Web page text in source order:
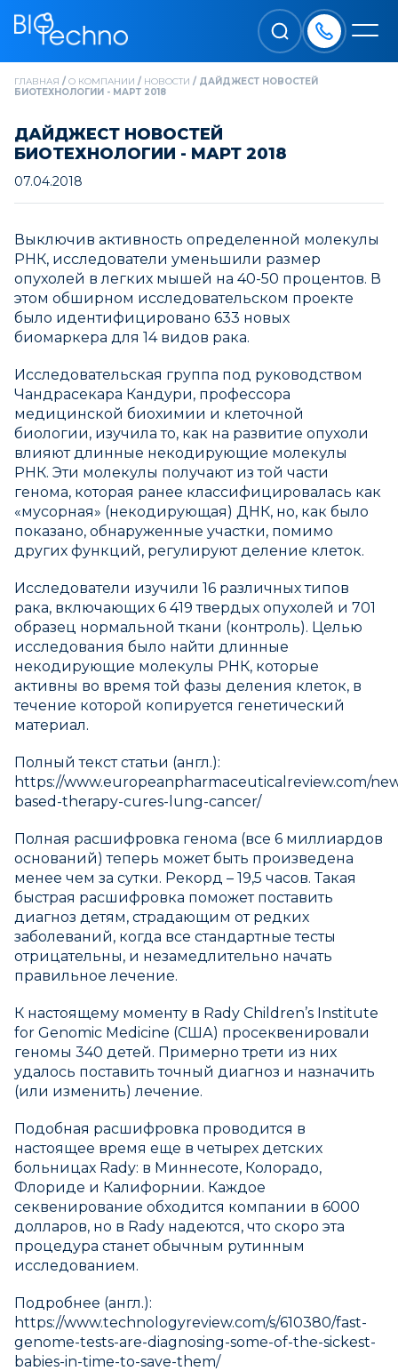
ГЛАВНАЯ / О КОМПАНИИ / НОВОСТИ / ДАЙДЖЕСТ НОВОСТЕЙ
БИОТЕХНОЛОГИИ - МАРТ 2018
ДАЙДЖЕСТ НОВОСТЕЙ
БИОТЕХНОЛОГИИ - МАРТ 2018
07.04.2018
Выключив активность определенной молекулы
РНК, исследователи уменьшили размер
опухолей в легких мышей на 40-50 процентов. В
этом обширном исследовательском проекте
было идентифицировано 633 новых
биомаркера для 14 видов рака.
Исследовательская группа под руководством
Чандрасекара Кандури, профессора
медицинской биохимии и клеточной
биологии, изучила то, как на развитие опухоли
влияют длинные некодирующие молекулы
РНК. Эти молекулы получают из той части
генома, которая ранее классифицировалась как
«мусорная» (некодирующая) ДНК, но, как было
показано, обнаруженные участки, помимо
других функций, регулируют деление клеток.
Исследователи изучили 16 различных типов
рака, включающих 6 419 твердых опухолей и 701
образец нормальной ткани (контроль). Целью
исследования было найти длинные
некодирующие молекулы РНК, которые
активны во время той фазы деления клеток, в
течение которой копируется генетический
материал.
Полный текст статьи (англ.):
https://www.europeanpharmaceuticalreview.com/
based-therapy-cures-lung-cancer/
Полная расшифровка генома (все 6 миллиардов
оснований) теперь может быть произведена
менее чем за сутки. Рекорд – 19,5 часов. Такая
быстрая расшифровка поможет поставить
диагноз детям, страдающим от редких
заболеваний, когда все стандартные тесты
отрицательны, и незамедлительно начать
правильное лечение.
К настоящему моменту в Rady Children’s Institute
for Genomic Medicine (США) просеквенировали
геномы 340 детей. Примерно трети из них
удалось поставить точный диагноз и назначить
(или изменить) лечение.
Подобная расшифровка проводится в
настоящее время еще в четырех детских
больницах Rady: в Миннесоте, Колорадо,
Флориде и Калифорнии. Каждое
секвенирование обходится компании в 6000
долларов, но в Rady надеются, что скоро эта
процедура станет обычным рутинным
исследованием.
Подробнее (англ.):
https://www.technologyreview.com/s/610380/fast-
genome-tests-are-diagnosing-some-of-the-sickest-
babies-in-time-to-save-them/